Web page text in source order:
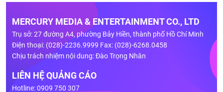
MERCURY MEDIA & ENTERTAINMENT CO., LTD
Trụ sở: 27 đường A4, phường Bảy Hiền, thành phố Hồ Chí Minh
Điện thoại: (028)-2236.9999 Fax: (028)-6268.0458
Chịu trách nhiệm nội dung: Đào Trọng Nhân
LIÊN HỆ QUẢNG CÁO
Hotline: 0909 750 307